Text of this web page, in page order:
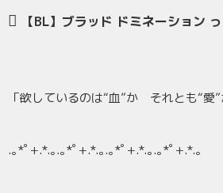
【BL】ブラッド ドミネーション
「欲しているのは“血”か それとも“愛
.｡*ﾟ+.*.｡.｡*ﾟ+.*.｡.｡*ﾟ+.*.｡.｡*ﾟ+.*.｡